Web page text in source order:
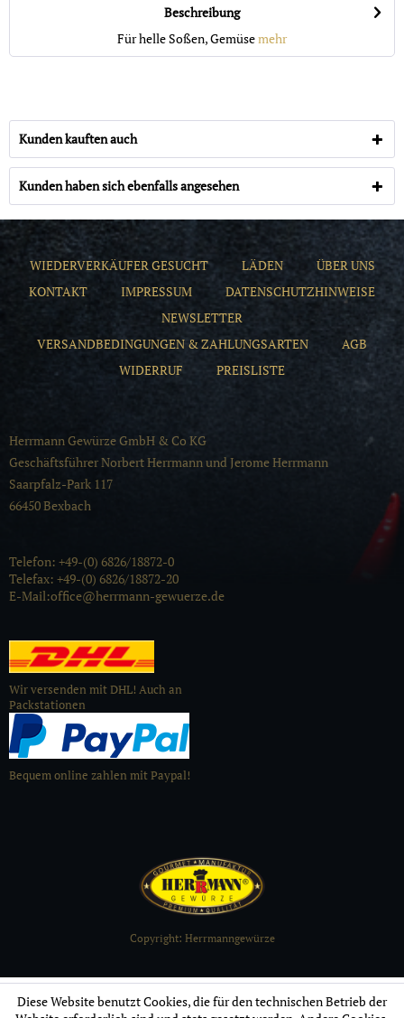
Beschreibung
Für helle Soßen, Gemüsemehr
Kunden kauften auch
Kunden haben sich ebenfalls angesehen
WIEDERVERKÄUFER GESUCHT LÄDEN
ÜBER UNS
KONTAKT
IMPRESSUM
DATENSCHUTZHINWEISE
NEWSLETTER
VERSANDBEDINGUNGEN & ZAHLUNGSARTEN
AGB
WIDERRUF
PREISLISTE
Herrmann Gewürze GmbH & Co KG
Geschäftsführer Norbert Herrmann und Jerome Herrmann
Saarpfalz-Park 117
66450 Bexbach
Telefon: +49-(0) 6826/18872-0
Telefax: +49-(0) 6826/18872-20
E-Mail:office@herrmann-gewuerze.de
Wir versenden mit DHL! Auch an
Packstationen
Bequem online zahlen mit Paypal!
Copyright: Herrmanngewürze
Diese Website benutzt Cookies, die für den technischen Betrieb der